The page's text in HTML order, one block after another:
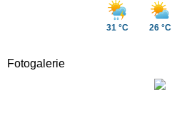
31 °C 26 °C
Fotogalerie